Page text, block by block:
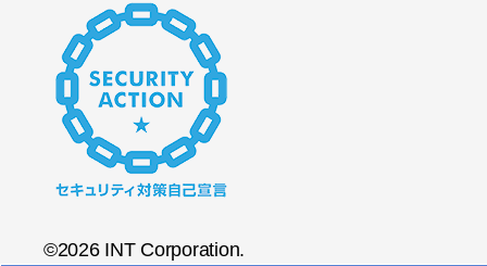
©2026 INT Corporation.